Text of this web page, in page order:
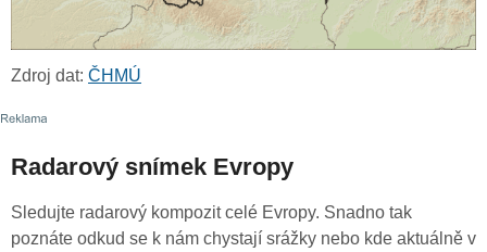
Zdroj dat: ČHMÚ
Radarový snímek Evropy
Sledujte radarový kompozit celé Evropy. Snadno tak
poznáte odkud se k nám chystají srážky nebo kde aktuálně v